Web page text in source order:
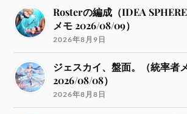
Rosterの編成（IDEA
メモ 2026/08/09）
2026年8月9日
ジェスカイ、盤面。（統率者
2026/08/08）
2026年8月8日